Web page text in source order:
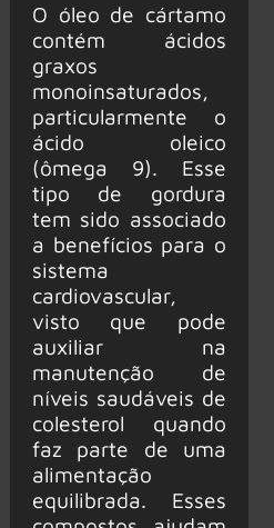
O óleo de cártamo
contém ácidos
graxos
monoinsaturados,
particularmente o
ácido oleico
(ômega 9). Esse
tipo de gordura
tem sido associado
a benefícios para o
sistema
cardiovascular,
visto que pode
auxiliar na
manutenção de
níveis saudáveis de
colesterol quando
faz parte de uma
alimentação
equilibrada. Esses